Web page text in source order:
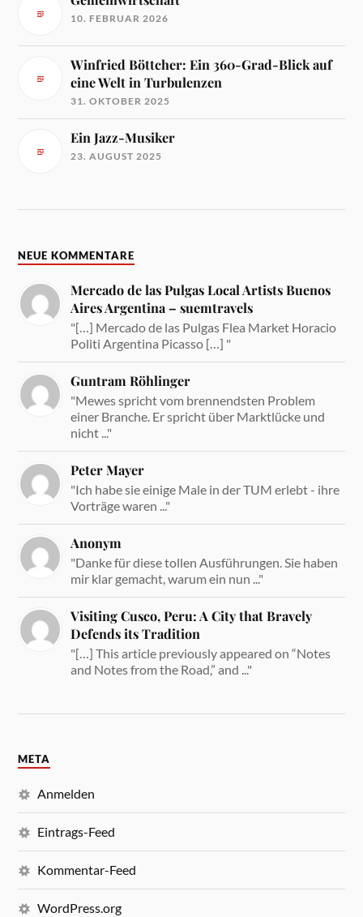
10. FEBRUAR 2026
Winfried Böttcher: Ein 360-Grad-Blick auf
eine Welt in Turbulenzen
31. OKTOBER 2025
Ein Jazz-Musiker
23. AUGUST 2025
NEUE KOMMENTARE
Mercado de las Pulgas Local Artists Buenos
Aires Argentina – suemtravels
"[…] Mercado de las Pulgas Flea Market Horacio
Politi Argentina Picasso […] "
Guntram Röhlinger
"Mewes spricht vom brennendsten Problem
einer Branche. Er spricht über Marktlücke und
nicht ..."
Peter Mayer
"Ich habe sie einige Male in der TUM erlebt - ihre
Vorträge waren ..."
Anonym
"Danke für diese tollen Ausführungen. Sie haben
mir klar gemacht, warum ein nun ..."
Visiting Cusco, Peru: A City that Bravely
Defends its Tradition
"[…] This article previously appeared on “Notes
and Notes from the Road,” and ..."
META
Anmelden
Eintrags-Feed
Kommentar-Feed
WordPress.org